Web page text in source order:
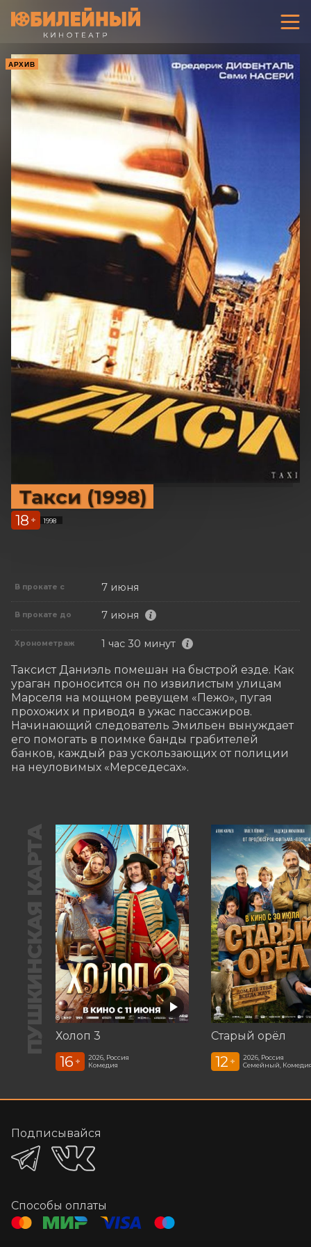
АРХИВ
Такси (1998)
18 + 1998
В прокате с 7 июня
В прокате до 7 июня
Хронометраж 1 час 30 минут
Таксист Даниэль помешан на быстрой езде. Как
ураган проносится он по извилистым улицам
Марселя на мощном ревущем «Пежо», пугая
прохожих и приводя в ужас пассажиров.
Начинающий следователь Эмильен вынуждает
его помогать в поимке банды грабителей
банков, каждый раз ускользающих от полиции
на неуловимых «Мерседесах».
ПУШКИНСКАЯ КАРТА Холоп 3
16 +
2026, Россия
Комедия
Старый орёл
12 +
2026, Россия
Семейный,
Подписывайся
Способы оплаты